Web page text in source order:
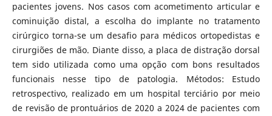
pacientes jovens. Nos casos com acometimento articular e
cominuição distal, a escolha do implante no tratamento
cirúrgico torna-se um desafio para médicos ortopedistas e
cirurgiões de mão. Diante disso, a placa de distração dorsal
tem sido utilizada como uma opção com bons resultados
funcionais nesse tipo de patologia. Métodos: Estudo
retrospectivo, realizado em um hospital terciário por meio
de revisão de prontuários de 2020 a 2024 de pacientes com